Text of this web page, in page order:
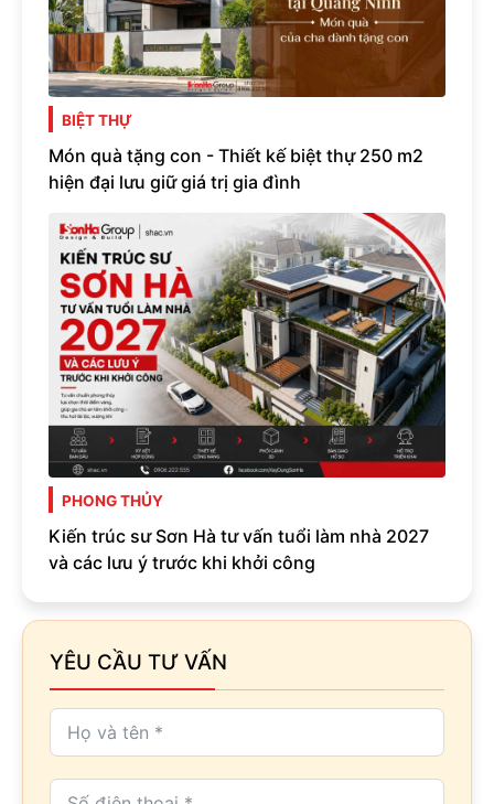
BIỆT THỰ
Món quà tặng con - Thiết kế biệt thự 250 m2
hiện đại lưu giữ giá trị gia đình
PHONG THỦY
Kiến trúc sư Sơn Hà tư vấn tuổi làm nhà 2027
và các lưu ý trước khi khởi công
YÊU CẦU TƯ VẤN